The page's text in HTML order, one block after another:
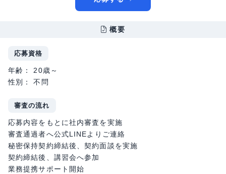
概要
応募資格
年齢： 20歳～
性別： 不問
審査の流れ
応募内容をもとに社内審査を実施
審査通過者へ公式LINEよりご連絡
秘密保持契約締結後、契約面談を実施
契約締結後、講習会へ参加
業務提携サポート開始